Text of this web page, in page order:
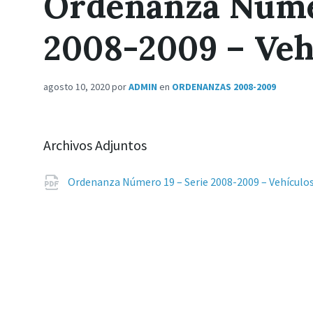
2008-2009 –
agosto 10, 2020porADMIN en ORDENANZAS 2008-2009
Archivos Adjuntos
Ordenanza Número 19 – Serie 2008-2009 –